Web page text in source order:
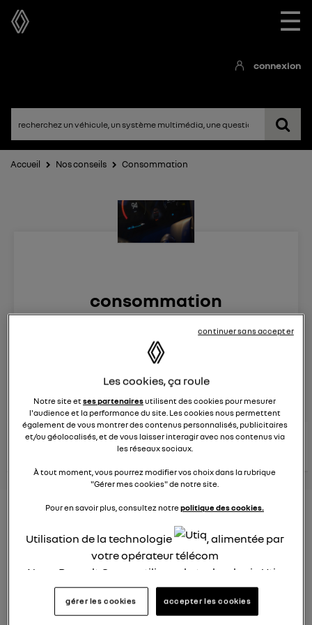
☰
connexion
Accueil Nos conseils Consommation
consommation
12:51
Véhicules RENAULT
posez une question
consultez les
conseils
voir tous les
Consommation carburant
voiture hybride
Ghislaine53
26 janvier 2022
Les cookies, ça roule
Notre site etses partenairesutilisent des cookies pour mesurer
l'audience et la performance du site. Les cookies nous permettent
également de vous montrer des contenus personnalisés, publicitaires
et/ou géolocalisés, et de vous laisser interagir avec nos contenus via
les réseaux sociaux.
À tout moment, vous pourrez modifier vos choix dans la rubrique
"Gérer mes cookies" de notre site.
Pour en savoir plus, consultez notrepolitique des cookies.
Utilisation de la technologie
, alimentée par
votre opérateur télécom
Nous, Renault Group, utilisons la technologie Utiq
pour nos activités digitales (telles que décrites
dans cette notice de consentement) et liées à
gérer les cookies accepter les cookies
continuer sans accepter